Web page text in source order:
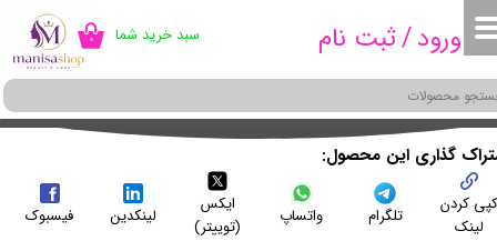
ورود/ثبت نامحساب کاربری من
تغییر گذر واژه
سفارشات
خروج از حساب کاربری
۰ سبد خرید شما
کردن
لینک
تلگرام واتساپ
ایکس
(توییتر)
لینکدین فیسبوک
گذاری این محصول